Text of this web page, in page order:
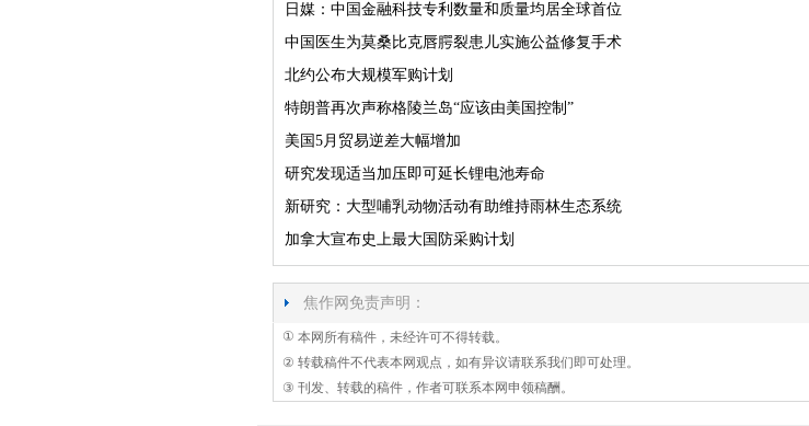
日媒：中国金融科技专利数量和质量均居全球首位
中国医生为莫桑比克唇腭裂患儿实施公益修复手术
北约公布大规模军购计划
特朗普再次声称格陵兰岛“应该由美国控制”
美国5月贸易逆差大幅增加
研究发现适当加压即可延长锂电池寿命
新研究：大型哺乳动物活动有助维持雨林生态系统
加拿大宣布史上最大国防采购计划
焦作网免责声明：
① 本网所有稿件，未经许可不得转载。
② 转载稿件不代表本网观点，如有异议请联系我们即可处理。
③ 刊发、转载的稿件，作者可联系本网申领稿酬。